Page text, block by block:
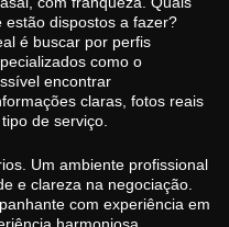
dispostos a fazer?
é buscar por perfis
como o
encontrar
claras, fotos reais
de serviço.
Um ambiente profissional
e clareza na negociação.
com experiência em